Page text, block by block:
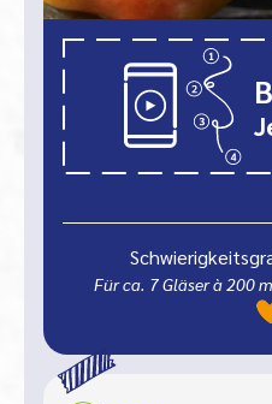
Für ca. 7 Gläser à 200